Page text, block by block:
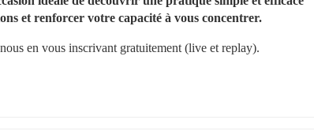
et renforcer votre capacité à vous concentrer.
en vous inscrivant gratuitement (live et replay).